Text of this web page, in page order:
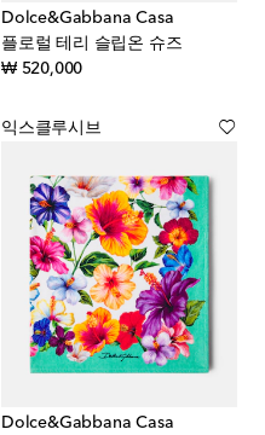
Dolce&Gabbana Casa
플로럴 테리 슬립온 슈즈
₩ 520,000original price
익스클루시브
Dolce&Gabbana Casa